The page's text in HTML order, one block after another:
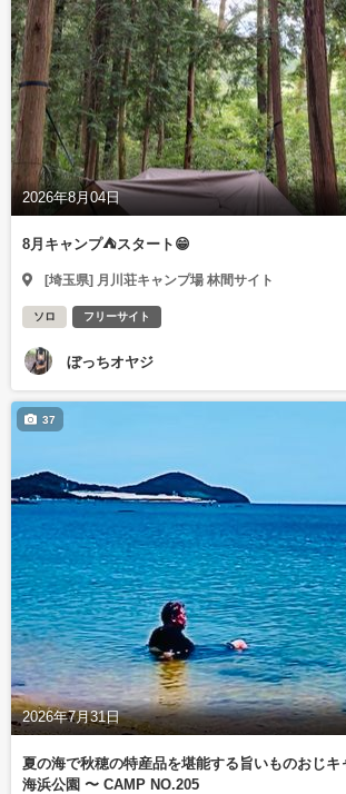
2026年8月04日
8月キャンプ⛺️スタート😁
[埼玉県] 月川荘キャンプ場 林間サイト
ソロ フリーサイト
ぼっちオヤジ
2026年7月31日
37
夏の海で秋穂の特産品を堪能する旨いものおじ
海浜公園 〜 CAMP NO.205